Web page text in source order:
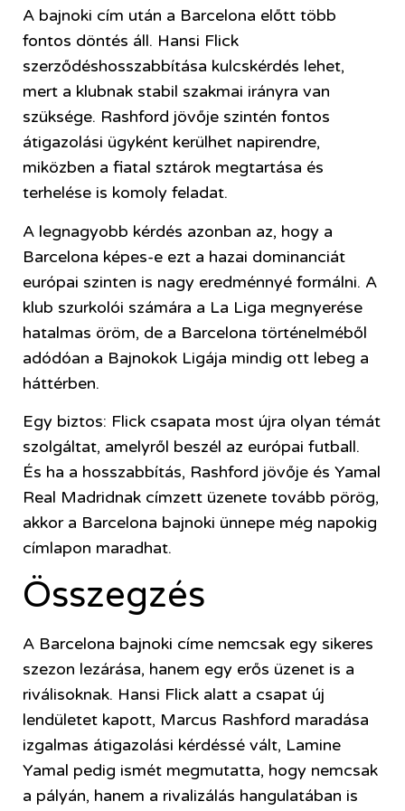
A bajnoki cím után a Barcelona előtt több
fontos döntés áll. Hansi Flick
szerződéshosszabbítása kulcskérdés lehet,
mert a klubnak stabil szakmai irányra van
szüksége. Rashford jövője szintén fontos
átigazolási ügyként kerülhet napirendre,
miközben a fiatal sztárok megtartása és
terhelése is komoly feladat.
A legnagyobb kérdés azonban az, hogy a
Barcelona képes-e ezt a hazai dominanciát
európai szinten is nagy eredménnyé formálni. A
klub szurkolói számára a La Liga megnyerése
hatalmas öröm, de a Barcelona történelméből
adódóan a Bajnokok Ligája mindig ott lebeg a
háttérben.
Egy biztos: Flick csapata most újra olyan témát
szolgáltat, amelyről beszél az európai futball.
És ha a hosszabbítás, Rashford jövője és Yamal
Real Madridnak címzett üzenete tovább pörög,
akkor a Barcelona bajnoki ünnepe még napokig
címlapon maradhat.
Összegzés
A Barcelona bajnoki címe nemcsak egy sikeres
szezon lezárása, hanem egy erős üzenet is a
riválisoknak. Hansi Flick alatt a csapat új
lendületet kapott, Marcus Rashford maradása
izgalmas átigazolási kérdéssé vált, Lamine
Yamal pedig ismét megmutatta, hogy nemcsak
a pályán, hanem a rivalizálás hangulatában is